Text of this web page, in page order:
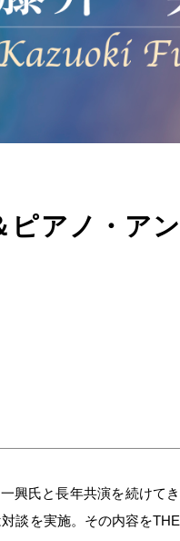
アノ・アン
興氏と長年共演を続けてき
談を実施。その内容をTHE